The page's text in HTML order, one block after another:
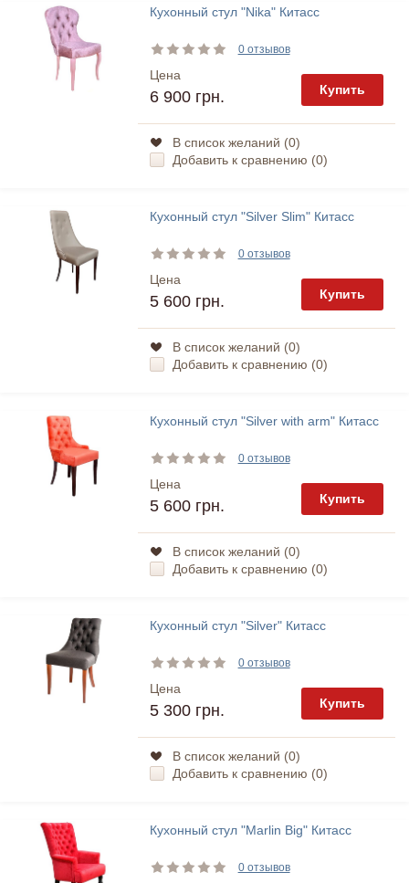
Кухонный стул "Nika" Китасс
0 отзывов
Цена
6 900 грн. Купить
В список желаний (0)
Добавить к сравнению (0)
Кухонный стул "Silver Slim" Китасс
0 отзывов
Цена
5 600 грн. Купить
В список желаний (0)
Добавить к сравнению (0)
Кухонный стул "Silver with arm" Китасс
0 отзывов
Цена
5 600 грн. Купить
В список желаний (0)
Добавить к сравнению (0)
Кухонный стул "Silver" Китасс
0 отзывов
Цена
5 300 грн. Купить
В список желаний (0)
Добавить к сравнению (0)
Кухонный стул "Marlin Big" Китасс
0 отзывов